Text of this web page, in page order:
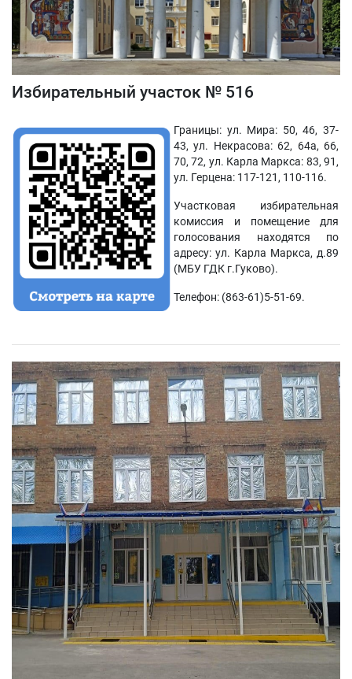
Избирательный участок № 516
Границы: ул. Мира: 50, 46, 37-
43, ул. Некрасова: 62, 64а, 66,
70, 72, ул. Карла Маркса: 83, 91,
ул. Герцена: 117-121, 110-116.
Участковая избирательная
комиссия и помещение для
голосования находятся по
адресу: ул. Карла Маркса, д.89
(МБУ ГДК г.Гуково).
Телефон: (863-61)5-51-69.